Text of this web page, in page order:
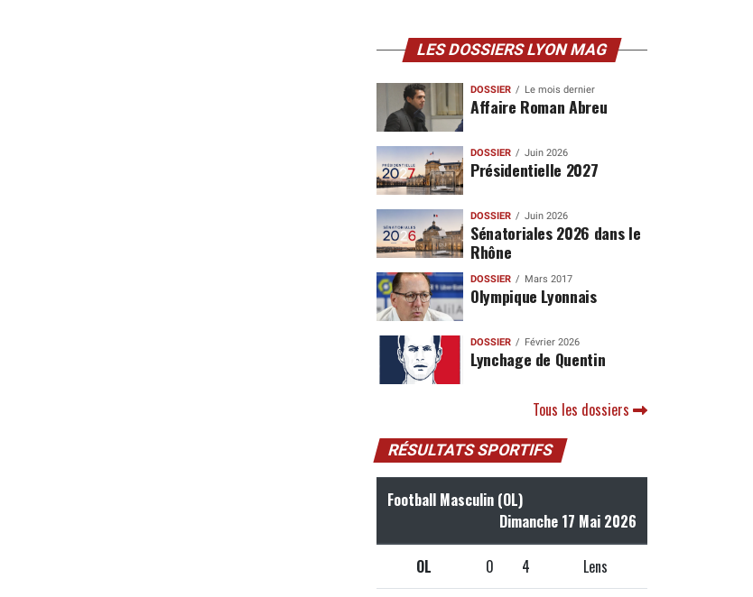
LES DOSSIERS LYON MAG
DOSSIER Le mois dernier
Affaire Roman Abreu
DOSSIER Juin 2026
Présidentielle 2027
DOSSIER Juin 2026
Sénatoriales 2026 dans le
Rhône
DOSSIER Mars 2017
Olympique Lyonnais
DOSSIER Février 2026
Lynchage de Quentin
Tous les dossiers
RÉSULTATS SPORTIFS
Football Masculin (OL)
Dimanche 17 Mai 2026
OL 0 4 Lens